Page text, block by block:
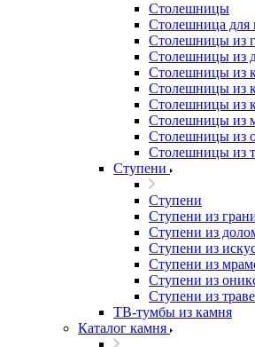
Столешницы
Столешница для
Столешницы из
Столешницы из
Столешницы из
Столешницы из
Столешницы из
Столешницы из
Столешницы из
Столешницы из
Ступени
Ступени
Ступени из
Ступени из
Ступени из
Ступени из
Ступени из
Ступени из
ТВ-тумбы из камня
Каталог камня